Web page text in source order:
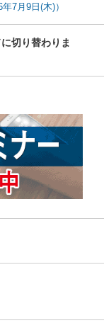
7月9日(木)）
切り替わりま